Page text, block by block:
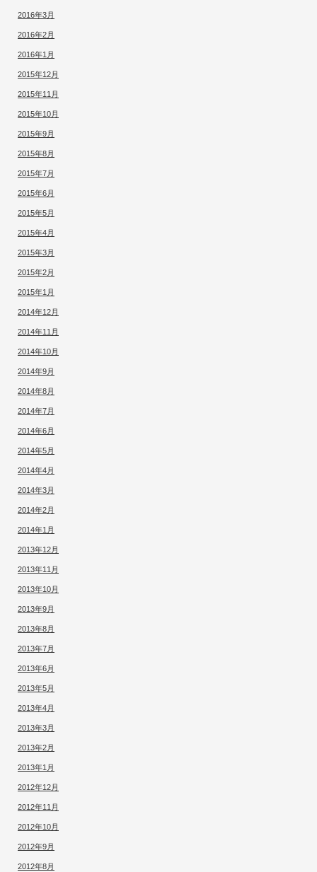
2016年3月
2016年2月
2016年1月
2015年12月
2015年11月
2015年10月
2015年9月
2015年8月
2015年7月
2015年6月
2015年5月
2015年4月
2015年3月
2015年2月
2015年1月
2014年12月
2014年11月
2014年10月
2014年9月
2014年8月
2014年7月
2014年6月
2014年5月
2014年4月
2014年3月
2014年2月
2014年1月
2013年12月
2013年11月
2013年10月
2013年9月
2013年8月
2013年7月
2013年6月
2013年5月
2013年4月
2013年3月
2013年2月
2013年1月
2012年12月
2012年11月
2012年10月
2012年9月
2012年8月